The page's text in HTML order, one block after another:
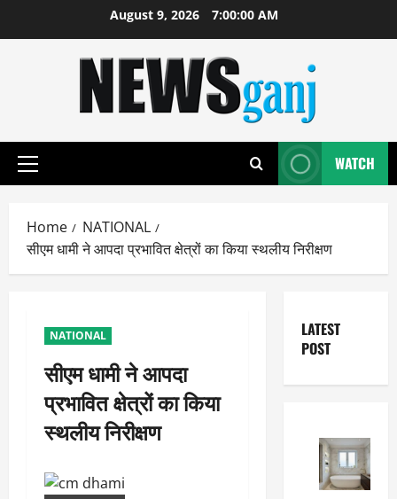
August 9, 2026 7:00:00 AM
Primary
WATCH
Home
NATIONAL
सीएम धामी ने आपदा प्रभावित क्षेत्रों का किया स्थलीय निरीक्षण
NATIONAL
सीएम धामी ने आपदा
प्रभावित क्षेत्रों का किया
स्थलीय निरीक्षण
LATEST
POST